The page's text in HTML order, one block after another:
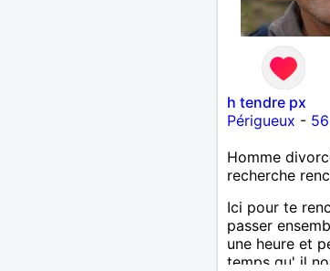
h tendre px
Périgueux -
Homme
recherche
Ici pour te
passer
une heure et
temps qu' il